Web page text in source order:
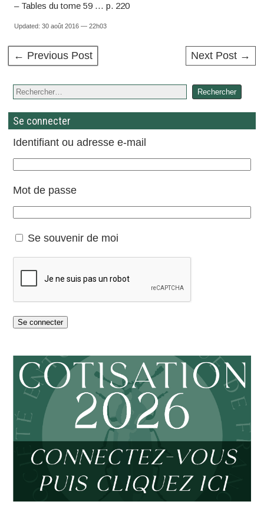
– Tables du tome 59 … p. 220
Updated: 30 août 2016 — 22h03
← Previous Post Next Post →
Se connecter
Identifiant ou adresse e-mail
Mot de passe
Se souvenir de moi
Se connecter